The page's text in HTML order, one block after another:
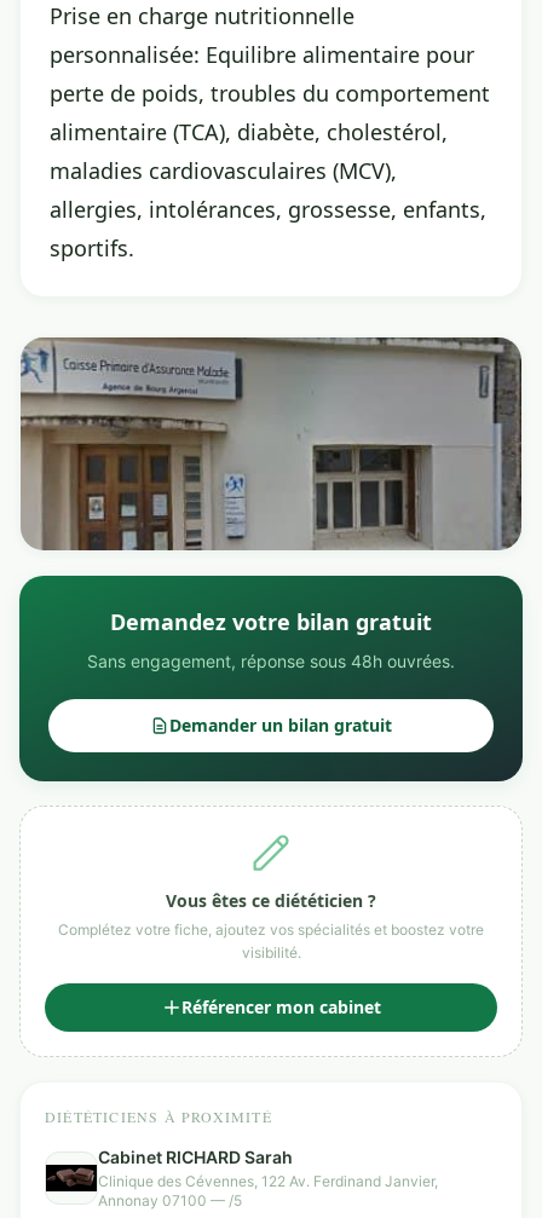
Prise en charge nutritionnelle
personnalisée: Equilibre alimentaire pour
perte de poids, troubles du comportement
alimentaire (TCA), diabète, cholestérol,
maladies cardiovasculaires (MCV),
allergies, intolérances, grossesse, enfants,
sportifs.
Demandez votre bilan gratuit
Sans engagement, réponse sous 48h ouvrées.
Demander un bilan gratuit
Vous êtes ce diététicien ?
Complétez votre fiche, ajoutez vos spécialités et boostez votre
visibilité.
Référencer mon cabinet
DIÉTÉTICIENS À PROXIMITÉ
Cabinet RICHARD Sarah
Clinique des Cévennes, 122 Av. Ferdinand Janvier,
Annonay 07100 — /5